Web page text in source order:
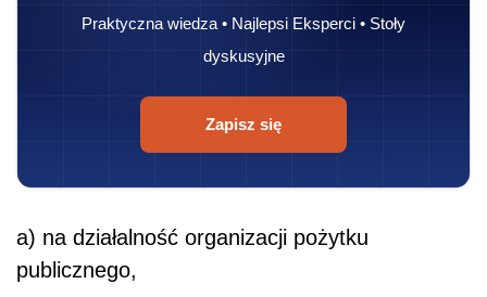
Praktyczna wiedza • Najlepsi Eksperci • Stoły
dyskusyjne
Zapisz się
a) na działalność organizacji pożytku
publicznego,